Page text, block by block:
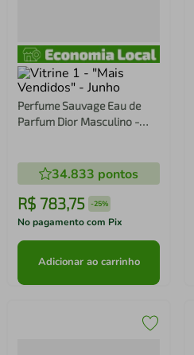
Perfume Sauvage Eau de
Parfum Dior Masculino -
34.833 pontos
R$ 783,75 -25%
No pagamento com Pix
Adicionar ao carrinho